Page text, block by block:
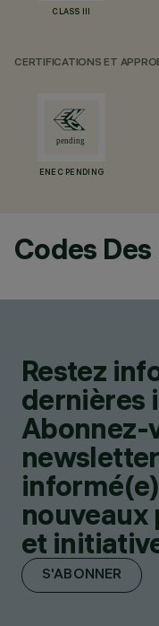
CLASS III
CERTIFICATIONS ET
ENEC PENDING
Codes
Restez
dernières
Abonnez-
nouveaux
et
S'ABONNER